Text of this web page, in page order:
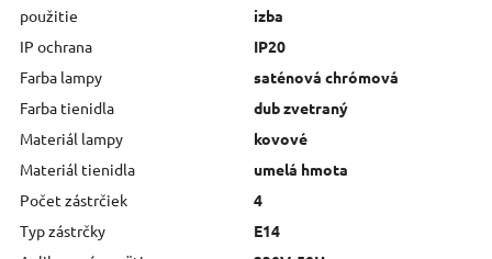
použitie
izba
IP ochrana
IP20
Farba lampy
saténová chrómová
Farba tienidla
dub zvetraný
Materiál lampy
kovové
Materiál tienidla
umelá hmota
Počet zástrčiek
4
Typ zástrčky
E14